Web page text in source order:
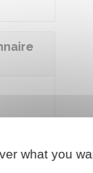
what you